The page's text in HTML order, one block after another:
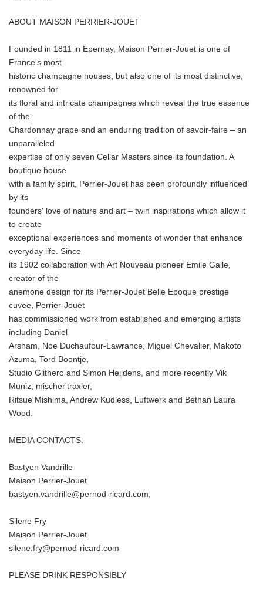
ABOUT MAISON PERRIER-JOUET
Founded in 1811 in Epernay, Maison Perrier-Jouet is one of
France's most
historic champagne houses, but also one of its most distinctive,
renowned for
its floral and intricate champagnes which reveal the true essence
of the
Chardonnay grape and an enduring tradition of savoir-faire – an
unparalleled
expertise of only seven Cellar Masters since its foundation. A
boutique house
with a family spirit, Perrier-Jouet has been profoundly influenced
by its
founders' love of nature and art – twin inspirations which allow it
to create
exceptional experiences and moments of wonder that enhance
everyday life. Since
its 1902 collaboration with Art Nouveau pioneer Emile Galle,
creator of the
anemone design for its Perrier-Jouet Belle Epoque prestige
cuvee, Perrier-Jouet
has commissioned work from established and emerging artists
including Daniel
Arsham, Noe Duchaufour-Lawrance, Miguel Chevalier, Makoto
Azuma, Tord Boontje,
Studio Glithero and Simon Heijdens, and more recently Vik
Muniz, mischer'traxler,
Ritsue Mishima, Andrew Kudless, Luftwerk and Bethan Laura
Wood.
MEDIA CONTACTS:
Bastyen Vandrille
Maison Perrier-Jouet
bastyen.vandrille@pernod-ricard.com;
Silene Fry
Maison Perrier-Jouet
silene.fry@pernod-ricard.com
PLEASE DRINK RESPONSIBLY